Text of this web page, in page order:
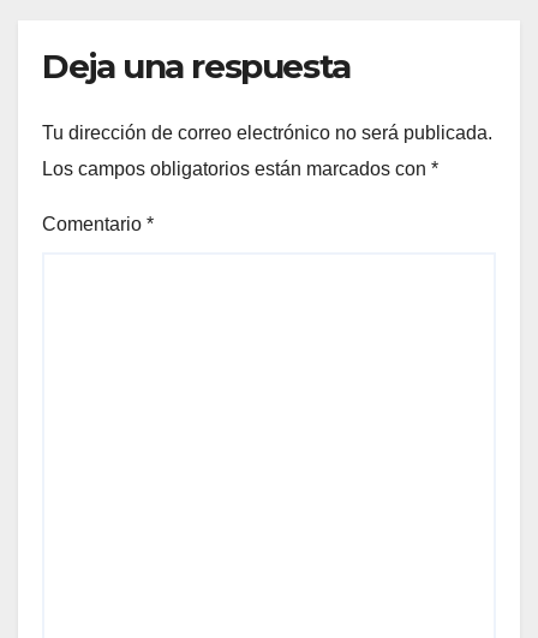
Deja una respuesta
Tu dirección de correo electrónico no será publicada.
Los campos obligatorios están marcados con *
Comentario *